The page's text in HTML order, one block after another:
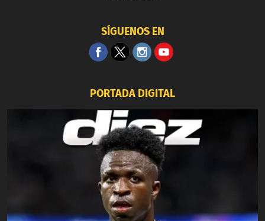
SÍGUENOS EN
PORTADA DIGITAL